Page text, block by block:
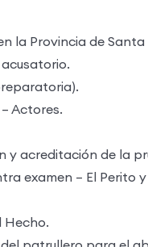
la Provincia de Santa
Actores.
acreditación de la
examen – El Perito y